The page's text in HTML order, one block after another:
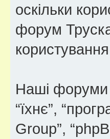
оскільки
форум
Наші форуми
“їхнє”,
Group”,